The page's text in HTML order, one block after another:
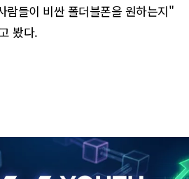
람들이 비싼 폴더블폰을 원하는지"
봤다.